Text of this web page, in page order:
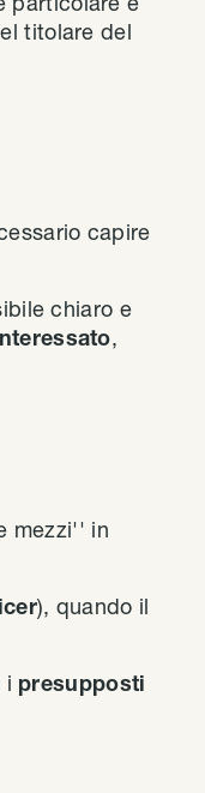
titolare del
capire
chiaro e
,
mezzi'' in
), quando il
i presupposti